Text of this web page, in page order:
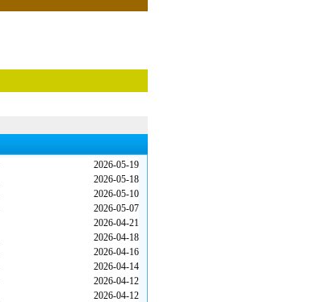
2026-05-19
2026-05-18
2026-05-10
2026-05-07
2026-04-21
2026-04-18
2026-04-16
2026-04-14
2026-04-12
2026-04-12